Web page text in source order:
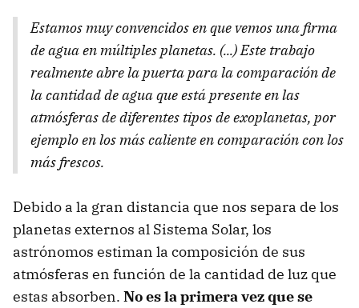
Estamos muy convencidos en que vemos una firma
de agua en múltiples planetas. (...) Este trabajo
realmente abre la puerta para la comparación de
la cantidad de agua que está presente en las
atmósferas de diferentes tipos de exoplanetas, por
ejemplo en los más caliente en comparación con los
más frescos.
Debido a la gran distancia que nos separa de los
planetas externos al Sistema Solar, los
astrónomos estiman la composición de sus
atmósferas en función de la cantidad de luz que
estas absorben. No es la primera vez que se